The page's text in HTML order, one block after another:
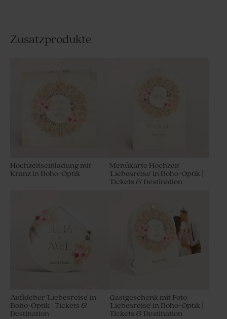
Zusatzprodukte
Hochzeitseinladung mit
Kranz in Boho-Optik
Menükarte Hochzeit
'Liebesreise' in Boho-Optik |
Tickets & Destination
Aufkleber 'Liebesreise' in
Boho-Optik | Tickets &
Destination
Gastgeschenk mit Foto
'Liebesreise' in Boho-Optik |
Tickets & Destination